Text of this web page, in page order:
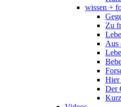
wissen +
Zu
Aus
Hier
Der